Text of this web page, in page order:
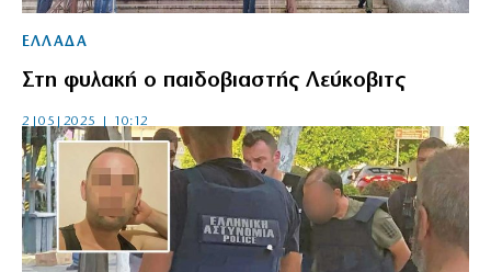
ΕΛΛΑΔΑ
Στη φυλακή ο παιδοβιαστής Λεύκοβιτς
2|05|2025 | 10:12